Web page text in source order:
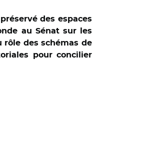
des espaces
au Sénat sur les
des schémas de
pour concilier